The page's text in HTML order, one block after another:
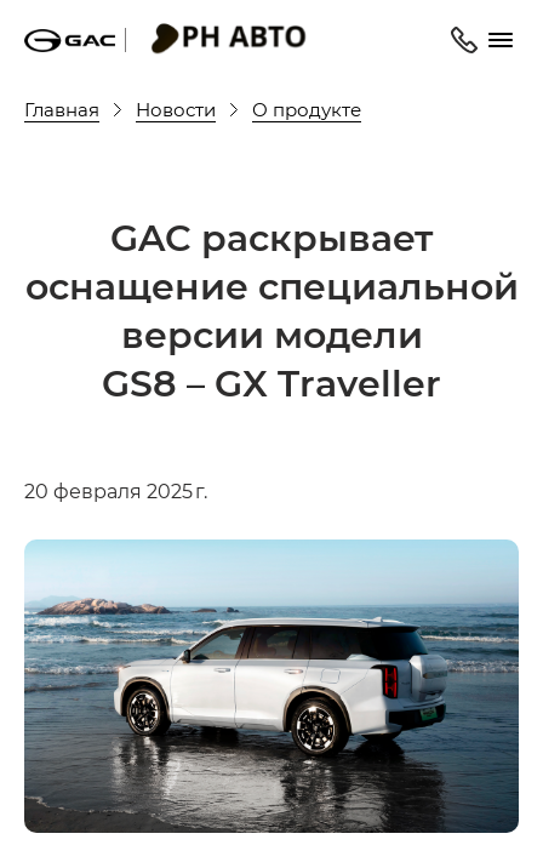
Главная Новости О продукте
GAC раскрывает
оснащение специальной
версии модели
GS8 – GX Traveller
20 февраля 2025 г.